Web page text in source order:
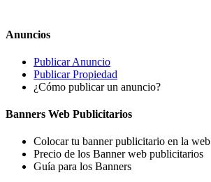
Anuncios
Publicar Anuncio
Publicar Propiedad
¿Cómo publicar un anuncio?
Banners Web Publicitarios
Colocar tu banner publicitario en la web
Precio de los Banner web publicitarios
Guía para los Banners